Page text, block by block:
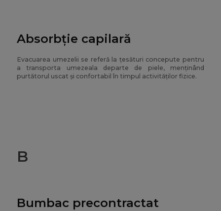
Absorbție capilară
Evacuarea umezelii se referă la țesături concepute pentru
a transporta umezeala departe de piele, menținând
purtătorul uscat și confortabil în timpul activităților fizice.
B
Bumbac precontractat